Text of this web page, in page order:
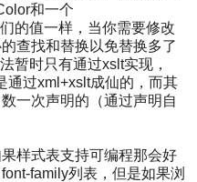
和一个
的值一样，当你需要修改
查找和替换以免替换多了
暂时只有通过xslt实现，
通过xml+xslt成仙的，而其
一次声明的（通过声明自
样式表支持可编程那会好
family列表，但是如果浏